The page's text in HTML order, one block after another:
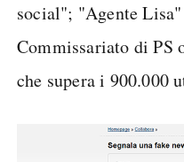
social"; "Agente
Commissariato di PS
che supera i 900.000